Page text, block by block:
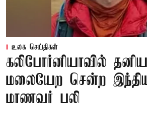
உலக செய்திகள்
கலிபோர்னியாவில்
மலையேற சென்ற
மாணவர் பலி